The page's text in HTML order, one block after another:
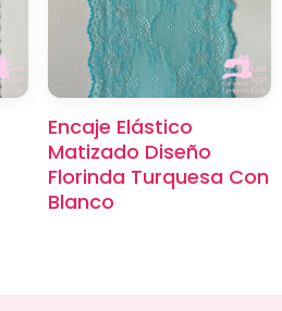
Encaje Elástico
Matizado Diseño
Florinda Turquesa Con
Blanco